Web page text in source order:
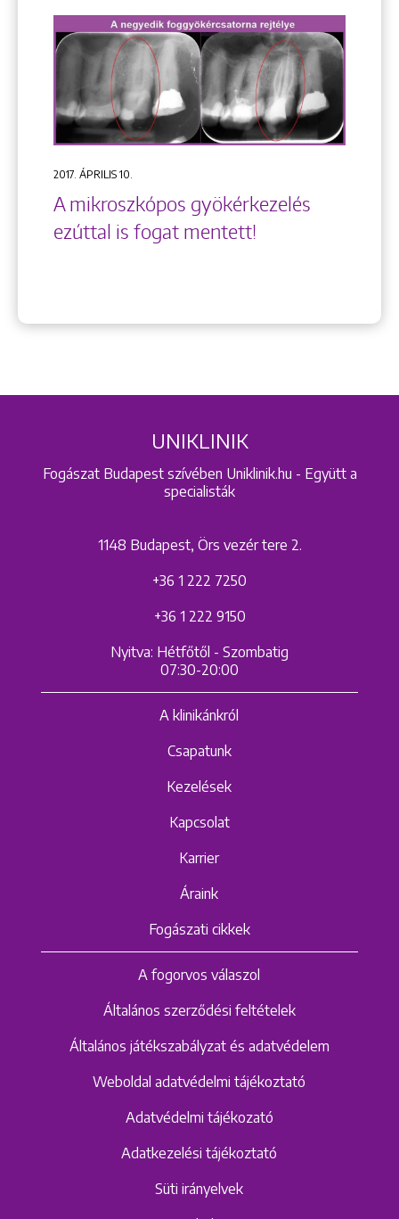
2017. ÁPRILIS 10.
A mikroszkópos gyökérkezelés
ezúttal is fogat mentett!
UNIKLINIK
Fogászat Budapest szívében Uniklinik.hu - Együtt a
specialisták
1148 Budapest, Örs vezér tere 2.
+36 1 222 7250
+36 1 222 9150
Nyitva: Hétfőtől - Szombatig
07:30-20:00
A klinikánkról
Csapatunk
Kezelések
Kapcsolat
Karrier
Áraink
Fogászati cikkek
A fogorvos válaszol
Általános szerződési feltételek
Általános játékszabályzat és adatvédelem
Weboldal adatvédelmi tájékoztató
Adatvédelmi tájékozató
Adatkezelési tájékoztató
Süti irányelvek